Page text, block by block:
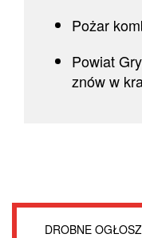
Pożar
Powiat
znów w
DROBNE